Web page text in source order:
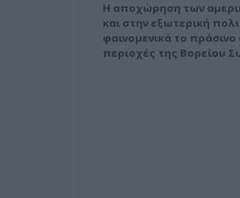
H αποχώρηση των
και στην εξωτερική
φαινομενικά το
περιοχές της Βορείου